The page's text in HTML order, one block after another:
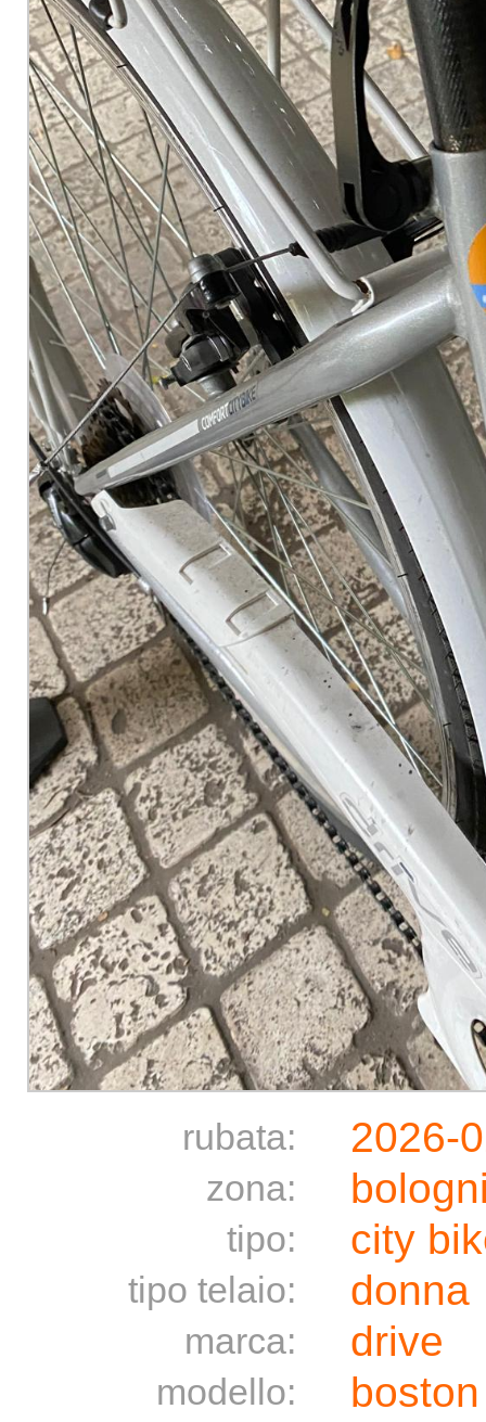
rubata: 2026-
zona:
tipo: city
tipo telaio: donna
marca: drive
modello:
boston